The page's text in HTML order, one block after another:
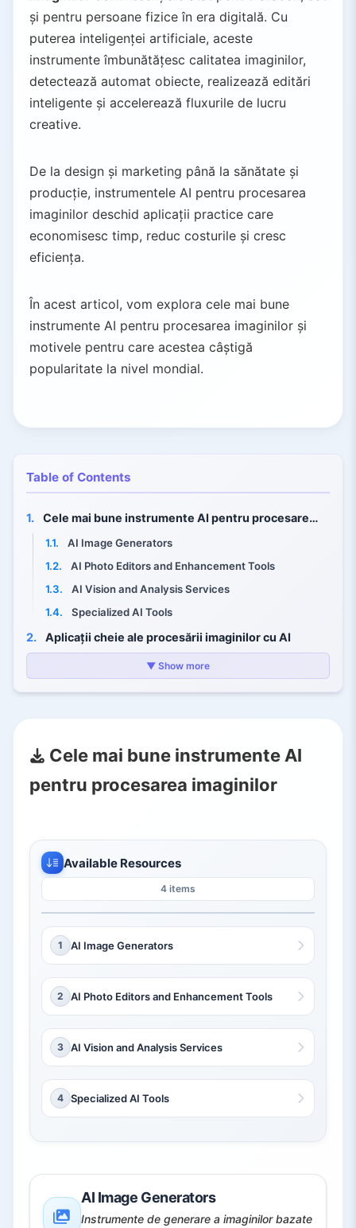
și pentru persoane fizice în era digitală. Cu
puterea inteligenței artificiale, aceste
instrumente îmbunătățesc calitatea imaginilor,
detectează automat obiecte, realizează editări
inteligente și accelerează fluxurile de lucru
creative.
De la design și marketing până la sănătate și
producție, instrumentele AI pentru procesarea
imaginilor deschid aplicații practice care
economisesc timp, reduc costurile și cresc
eficiența.
În acest articol, vom explora cele mai bune
instrumente AI pentru procesarea imaginilor și
motivele pentru care acestea câștigă
popularitate la nivel mondial.
Table of Contents
1. Cele mai bune instrumente AI pentru procesarea imaginilor
1.1.
AI Image Generators
1.2.
AI Photo Editors and Enhancement Tools
1.3.
AI Vision and Analysis Services
1.4.
Specialized AI Tools
2. Aplicații cheie ale procesării imaginilor cu AI
Generare de artă▼ Show more
Cele mai bune instrumente AI
pentru procesarea imaginilor
Available Resources
4 items
1 AI Image Generators
2 AI Photo Editors and Enhancement Tools
3 AI Vision and Analysis Services
4 Specialized AI Tools
AI Image Generators
Instrumente de generare a imaginilor bazate